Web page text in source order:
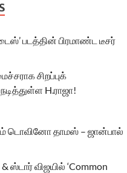
படத்தின் பிரமாண்ட டீசர்
சிறப்புக்
H.ராஜா!
டொவினோ தாமஸ் – ஜான்பால்
ஸ்டார் விஜயில் ‘Common